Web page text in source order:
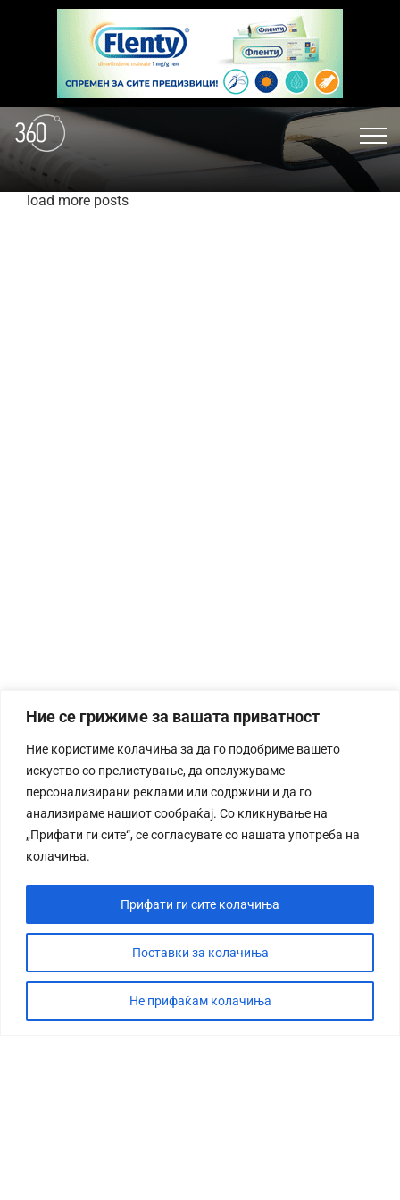
Ние се грижиме за вашата приватност
Ние користиме колачиња за да го подобриме вашето
искуство со прелистување, да опслужуваме
персонализирани реклами или содржини и да го
анализираме нашиот сообраќај. Со кликнување на
„Прифати ги сите“, се согласувате со нашата употреба на
колачиња.
Поставки за колачиња
Не прифаќам колачиња
Прифати ги сите колачиња
load more posts
СТОРИЈА
ДЕБАТА